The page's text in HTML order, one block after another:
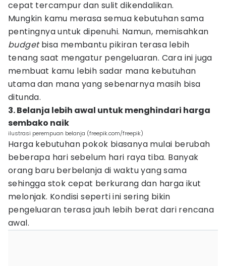
cepat tercampur dan sulit dikendalikan.
Mungkin kamu merasa semua kebutuhan sama
pentingnya untuk dipenuhi. Namun, memisahkan
budgetbisa membantu pikiran terasa lebih
tenang saat mengatur pengeluaran. Cara ini juga
membuat kamu lebih sadar mana kebutuhan
utama dan mana yang sebenarnya masih bisa
ditunda.
3. Belanja lebih awal untuk menghindari harga
sembako naik
ilustrasi perempuan belanja (freepik.com/freepik)
Harga kebutuhan pokok biasanya mulai berubah
beberapa hari sebelum hari raya tiba. Banyak
orang baru berbelanja di waktu yang sama
sehingga stok cepat berkurang dan harga ikut
melonjak. Kondisi seperti ini sering bikin
pengeluaran terasa jauh lebih berat dari rencana
awal.